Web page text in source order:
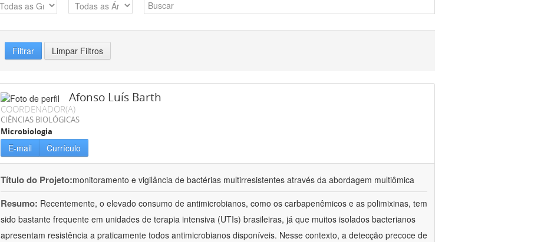
Filtrar Limpar Filtros
Afonso Luís Barth
COORDENADOR(A)
CIÊNCIAS BIOLÓGICAS
Microbiologia
E-mail Currículo
Título do Projeto:monitoramento e vigilância de bactérias multirresistentes através da abordagem multiômica
Resumo: Recentemente, o elevado consumo de antimicrobianos, como os carbapenêmicos e as polimixinas, tem
sido bastante frequente em unidades de terapia intensiva (UTIs) brasileiras, já que muitos isolados bacterianos
apresentam resistência a praticamente todos antimicrobianos disponíveis. Nesse contexto, a detecção precoce de